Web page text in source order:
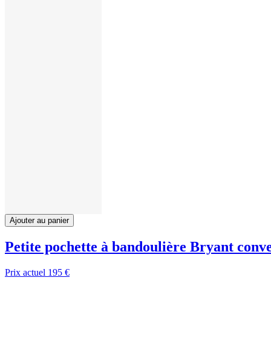
Ajouter au panier
Petite pochette à bandoulière Bryant
Prix actuel 195 €